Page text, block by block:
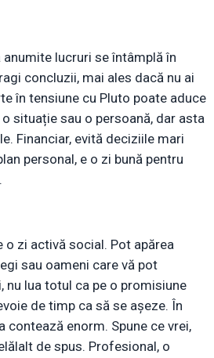
lucruri se întâmplă în
concluzii, mai ales dacă nu ai
în tensiune cu Pluto poate aduce
situație sau o persoană, dar asta
Financiar, evită deciziile mari
personal, e o zi bună pentru
o zi activă social. Pot apărea
sau oameni care vă pot
nu lua totul ca pe o promisiune
de timp ca să se așeze. În
contează enorm. Spune ce vrei,
de spus. Profesional, o